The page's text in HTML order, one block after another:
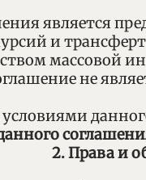
является
и
массовой
не
условиями
2. Права и